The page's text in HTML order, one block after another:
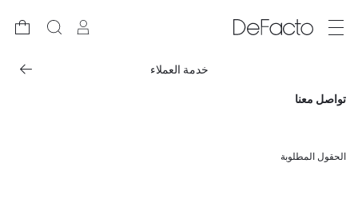
خدمة العملاء
تواصل معنا
الحقول المطلوبة